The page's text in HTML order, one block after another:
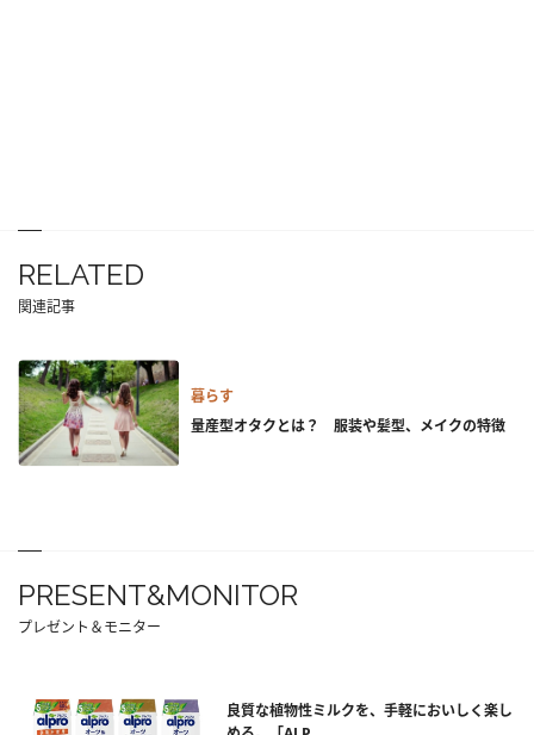
RELATED
関連記事
暮らす
量産型オタクとは？ 服装や髪型、メイクの特徴
PRESENT&MONITOR
プレゼント＆モニター
良質な植物性ミルクを、手軽においしく楽し